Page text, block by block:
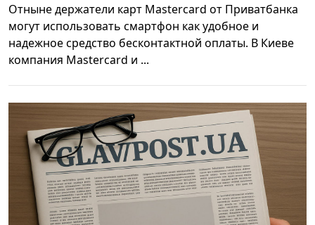
Отныне держатели карт Mastercard от Приватбанка
могут использовать смартфон как удобное и
надежное средство бесконтактной оплаты. В Киеве
компания Mastercard и ...